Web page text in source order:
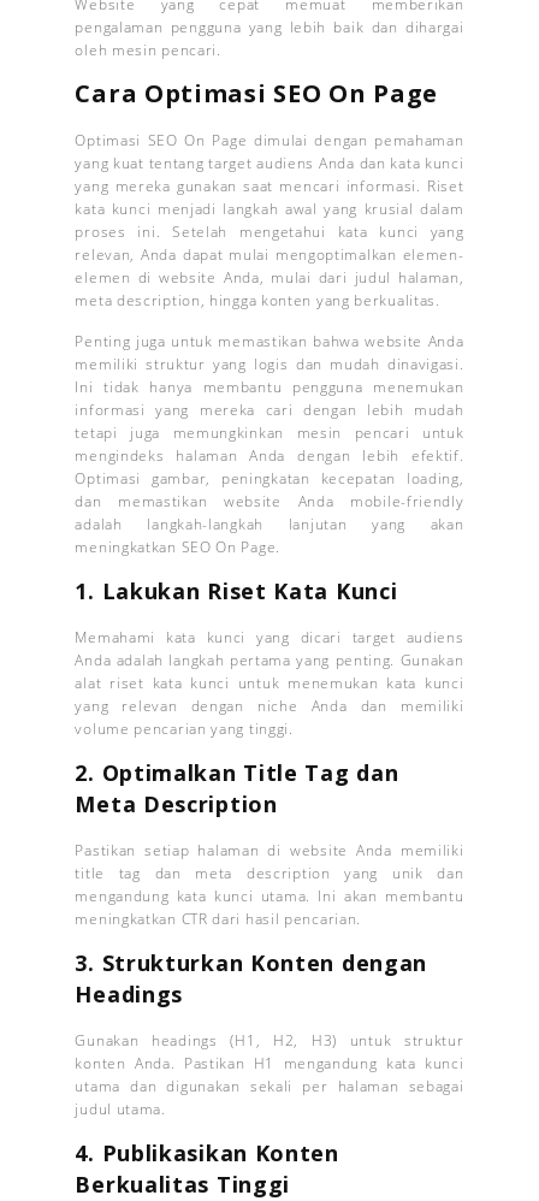
Website yang cepat memuat memberikan
pengalaman pengguna yang lebih baik dan dihargai
oleh mesin pencari.
Cara Optimasi SEO On Page
Optimasi SEO On Page dimulai dengan pemahaman
yang kuat tentang target audiens Anda dan kata kunci
yang mereka gunakan saat mencari informasi. Riset
kata kunci menjadi langkah awal yang krusial dalam
proses ini. Setelah mengetahui kata kunci yang
relevan, Anda dapat mulai mengoptimalkan elemen-
elemen di website Anda, mulai dari judul halaman,
meta description, hingga konten yang berkualitas.
Penting juga untuk memastikan bahwa website Anda
memiliki struktur yang logis dan mudah dinavigasi.
Ini tidak hanya membantu pengguna menemukan
informasi yang mereka cari dengan lebih mudah
tetapi juga memungkinkan mesin pencari untuk
mengindeks halaman Anda dengan lebih efektif.
Optimasi gambar, peningkatan kecepatan loading,
dan memastikan website Anda mobile-friendly
adalah langkah-langkah lanjutan yang akan
meningkatkan SEO On Page.
1. Lakukan Riset Kata Kunci
Memahami kata kunci yang dicari target audiens
Anda adalah langkah pertama yang penting. Gunakan
alat riset kata kunci untuk menemukan kata kunci
yang relevan dengan niche Anda dan memiliki
volume pencarian yang tinggi.
2. Optimalkan Title Tag dan
Meta Description
Pastikan setiap halaman di website Anda memiliki
title tag dan meta description yang unik dan
mengandung kata kunci utama. Ini akan membantu
meningkatkan CTR dari hasil pencarian.
3. Strukturkan Konten dengan
Headings
Gunakan headings (H1, H2, H3) untuk struktur
konten Anda. Pastikan H1 mengandung kata kunci
utama dan digunakan sekali per halaman sebagai
judul utama.
4. Publikasikan Konten
Berkualitas Tinggi